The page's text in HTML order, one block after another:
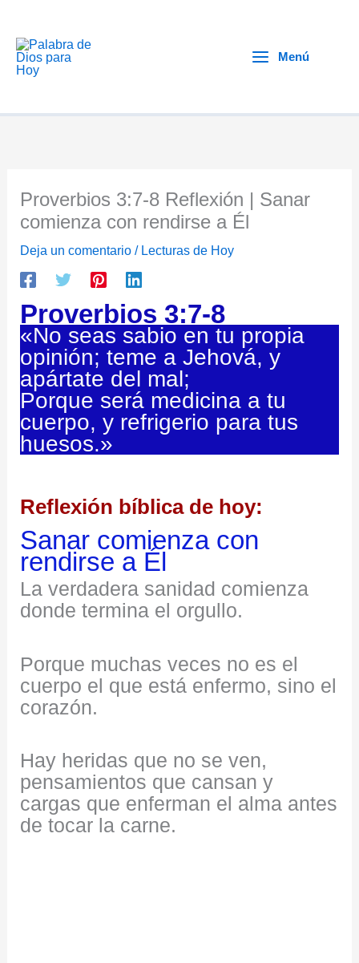
contenido
Menú
Proverbios 3:7-8 Reflexión | Sanar
comienza con rendirse a Él
Deja un comentario / Lecturas de Hoy
Proverbios 3:7-8
«No seas sabio en tu propia
opinión; teme a Jehová, y
apártate del mal;
Porque será medicina a tu
cuerpo, y refrigerio para tus
huesos.»
Reflexión bíblica de hoy:
Sanar comienza con
rendirse a Él
La verdadera sanidad comienza
donde termina el orgullo.
Porque muchas veces no es el
cuerpo el que está enfermo, sino el
corazón.
Hay heridas que no se ven,
pensamientos que cansan y
cargas que enferman el alma antes
de tocar la carne.